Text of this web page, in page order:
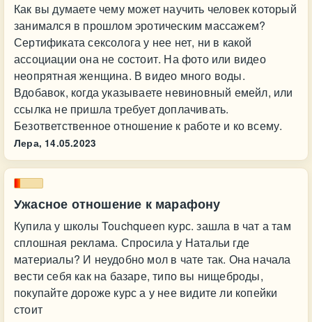
Как вы думаете чему может научить человек который
занимался в прошлом эротическим массажем?
Сертификата сексолога у нее нет, ни в какой
ассоциации она не состоит. На фото или видео
неопрятная женщина. В видео много воды.
Вдобавок, когда указываете невиновный емейл, или
ссылка не пришла требует доплачивать.
Безответственное отношение к работе и ко всему.
Лера, 14.05.2023
Ужасное отношение к марафону
Купила у школы Touchqueen курс. зашла в чат а там
сплошная реклама. Спросила у Натальи где
материалы? И неудобно мол в чате так. Она начала
вести себя как на базаре, типо вы нищеброды,
покупайте дороже курс а у нее видите ли копейки
стоит